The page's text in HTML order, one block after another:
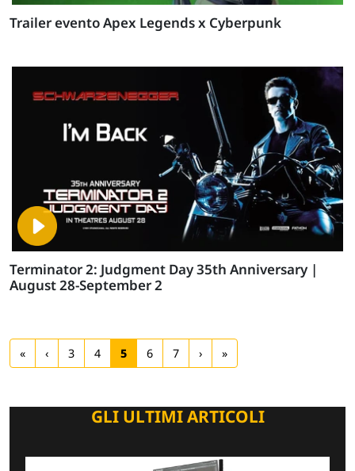
Trailer evento Apex Legends x Cyberpunk
Terminator 2: Judgment Day 35th Anniversary |
August 28-September 2
« ‹ 3 4 5 6 7 › »
GLI ULTIMI ARTICOLI